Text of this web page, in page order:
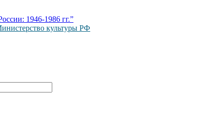
1946-1986 гг.”